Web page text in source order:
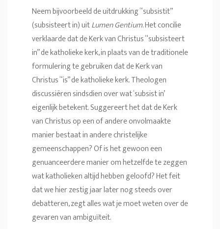
Neem bijvoorbeeld de uitdrukking “subsistit”
(subsisteert in) uitLumen Gentium. Het concilie
verklaarde dat de Kerk van Christus “subsisteert
in” de katholieke kerk, in plaats van de traditionele
formulering te gebruiken dat de Kerk van
Christus “is” de katholieke kerk. Theologen
discussiëren sindsdien over wat ‘subsist in’
eigenlijk betekent. Suggereert het dat de Kerk
van Christus op een of andere onvolmaakte
manier bestaat in andere christelijke
gemeenschappen? Of is het gewoon een
genuanceerdere manier om hetzelfde te zeggen
wat katholieken altijd hebben geloofd? Het feit
dat we hier zestig jaar later nog steeds over
debatteren, zegt alles wat je moet weten over de
gevaren van ambiguïteit.